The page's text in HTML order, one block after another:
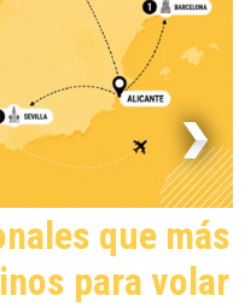
que más
para volar